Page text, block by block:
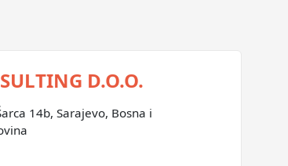
D.O.O.
14b, Sarajevo, Bosna i